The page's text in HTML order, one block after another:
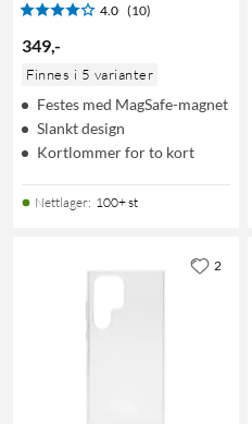
4.0 (10)
349,-
Finnes i 5 varianter
Festes med MagSafe-magnet
Slankt design
Kortlommer for to kort
Nettlager: 100+ st
2